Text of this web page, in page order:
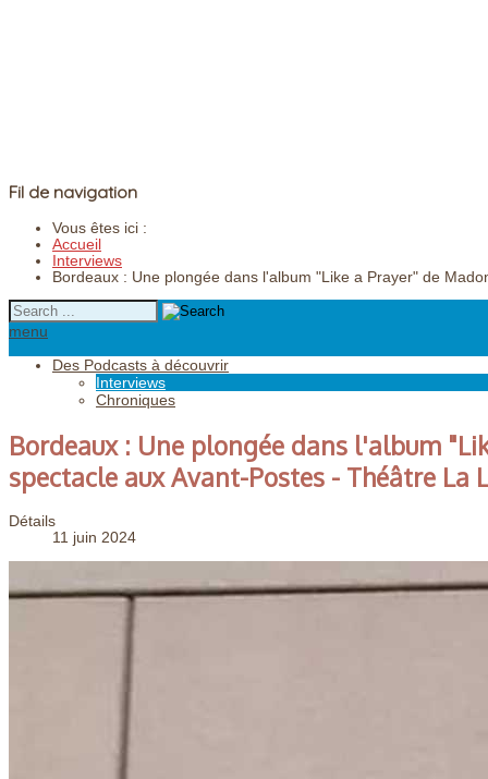
Fil de navigation
Vous êtes ici :
Accueil
Interviews
Bordeaux : Une plongée dans l'album "Like a Prayer" de
menu
Des Podcasts à découvrir
Interviews
Chroniques
Bordeaux : Une plongée dans l'album
spectacle aux Avant-Postes - Théâtre La
Détails
11 juin 2024